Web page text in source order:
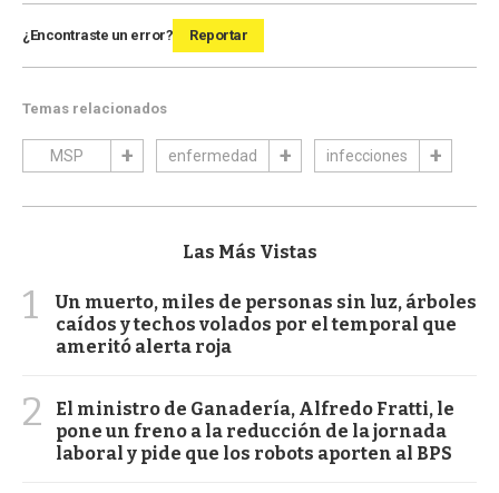
¿Encontraste un error? Reportar
Temas relacionados
MSP enfermedad infecciones
Las Más Vistas
1
Un muerto, miles de personas sin luz, árboles
caídos y techos volados por el temporal que
ameritó alerta roja
2
El ministro de Ganadería, Alfredo Fratti, le
pone un freno a la reducción de la jornada
laboral y pide que los robots aporten al BPS